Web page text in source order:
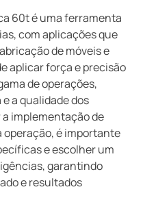
60t é uma ferramenta
com aplicações que
de móveis e
aplicar força e precisão
de operações,
a qualidade dos
implementação de
operação, é importante
e escolher um
garantindo
e resultados